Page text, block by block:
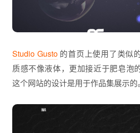
Studio Gusto的首页上使用了类似
质感不像液体，更加接近于肥皂泡
这个网站的设计是用于作品集展示的。